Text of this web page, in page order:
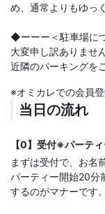
め、通常よりもゆっ
​◆ーーー＜駐車場に
大変申し訳ありませ
近隣のパーキングを
※オミカレでの会員
当日の流れ
【0】受付※パーテ
まずは受付で、お名
パーティー開始20分
するのがマナーです。